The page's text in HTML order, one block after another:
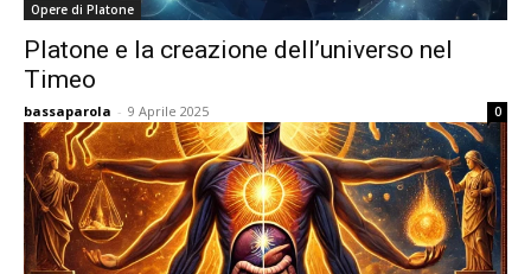
Opere di Platone
Platone e la creazione dell’universo nel
Timeo
bassaparola - 9 Aprile 2025 0